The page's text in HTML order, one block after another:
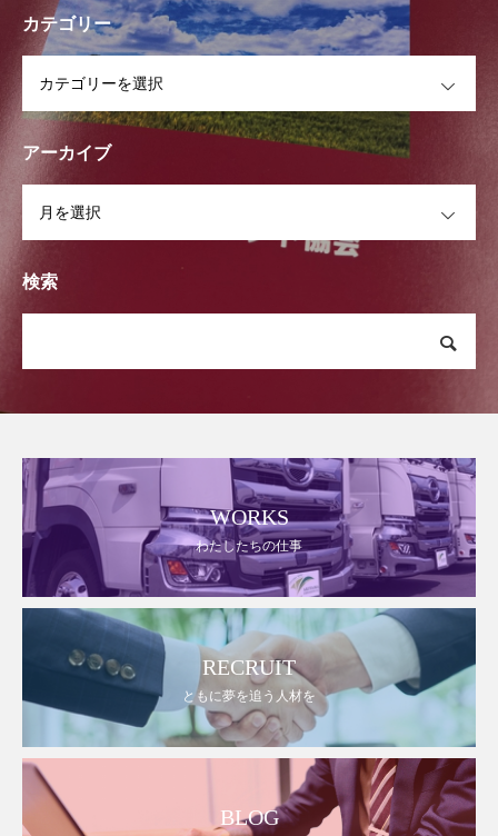
カテゴリー
アーカイブ
検索
WORKS
わたしたちの仕事
RECRUIT
ともに夢を追う人材を
BLOG